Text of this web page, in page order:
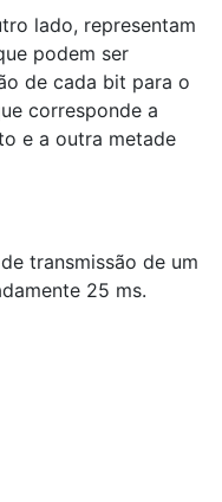
lado, representam
podem ser
de cada bit para o
corresponde a
e a outra metade
transmissão de um
25 ms.